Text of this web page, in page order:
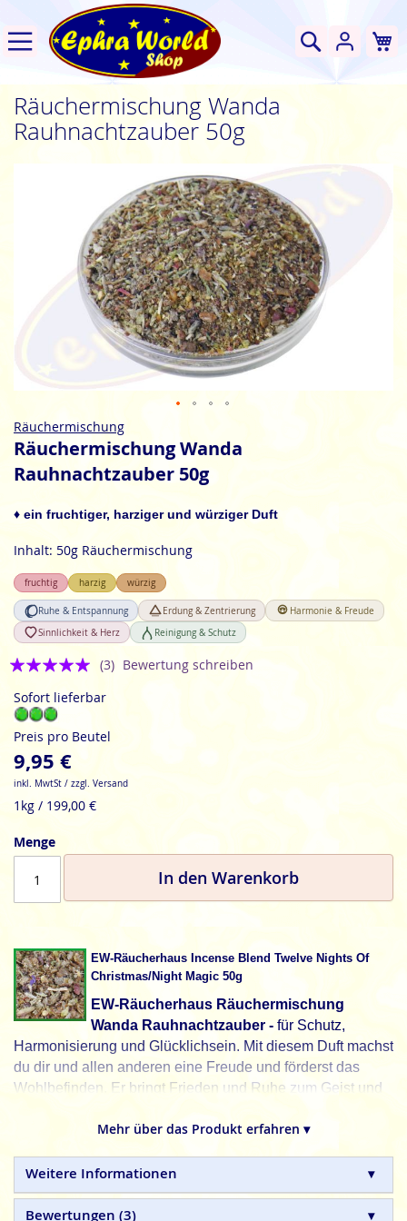
Suche
Räuchermischung Wanda
Rauhnachtzauber 50g
Zum
Anfang
Bildgalerie
Räuchermischung
Räuchermischung Wanda
Rauhnachtzauber 50g
♦ ein fruchtiger, harziger und würziger Duft
Inhalt: 50g Räuchermischung
fruchtig harzig würzig
Ruhe & Entspannung Erdung & Zentrierung
Harmonie & Freude
Sinnlichkeit & Herz
Reinigung & Schutz
Bewertung:
(3) Bewertung schreiben
Sofort lieferbar
Preis pro Beutel
9,95 €
inkl. MwtSt / zzgl. Versand
1kg / 199,00 €
Menge
In den Warenkorb
EW-Räucherhaus Incense Blend Twelve Nights Of
Christmas/Night Magic 50g
EW-Räucherhaus Räuchermischung
Wanda Rauhnachtzauber - für Schutz,
Harmonisierung und Glücklichsein. Mit diesem Duft machst
du dir und allen anderen eine Freude und förderst das
Wohlbefinden. Er bringt Frieden und Ruhe zum Geist und
erträglicher und leichter.
Diese Mischung vermittelt Frische, Freude und Schutz,
gleichzeitig wirkt sie harmonisierend und erdend. Perfekt
für stimmungsaufhellende Rituale, Meditation oder
Mehr über das Produkt erfahren ▾
Weitere Informationen
Bewertungen 3